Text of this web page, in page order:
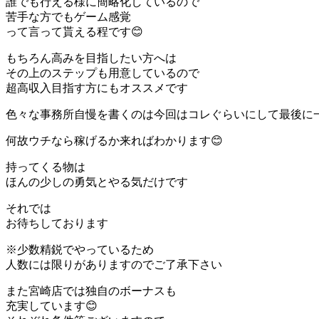
苦手な方でもゲーム感覚
って言って貰える程です😊
もちろん高みを目指したい方へは
その上のステップも用意しているので
超高収入目指す方にもオススメです
色々な事務所自慢を書くのは今回はコレぐらいにして最後に
何故ウチなら稼げるか来ればわかります😊
持ってくる物は
ほんの少しの勇気とやる気だけです
それでは
お待ちしております
※少数精鋭でやっているため
人数には限りがありますのでご了承下さい
また宮崎店では独自のボーナスも
充実しています😊